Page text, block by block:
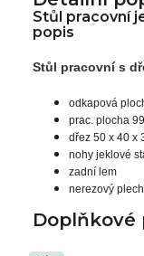
Stůl pracovní
popis
Stůl pracovní s
odkapová
prac. plocha
dřez 50 x 40 x
nohy jeklové
zadní lem
nerezový